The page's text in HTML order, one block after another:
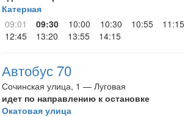
Катерная
09:01
09:30 10:00 10:30 10:55 11:15
12:45
13:20 13:55 14:15
Автобус 70
Сочинская улица, 1 — Луговая
идет по направлению к остановке
Окатовая улица